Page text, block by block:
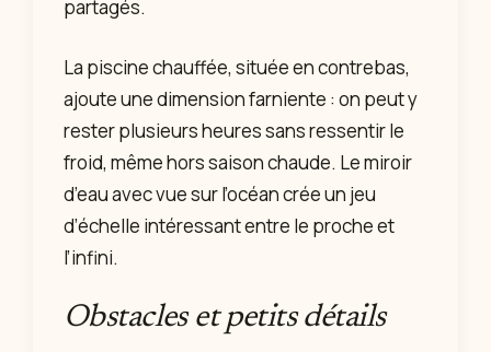
partagés.
La piscine chauffée, située en contrebas,
ajoute une dimension farniente : on peut y
rester plusieurs heures sans ressentir le
froid, même hors saison chaude. Le miroir
d’eau avec vue sur l’océan crée un jeu
d’échelle intéressant entre le proche et
l’infini.
Obstacles et petits détails